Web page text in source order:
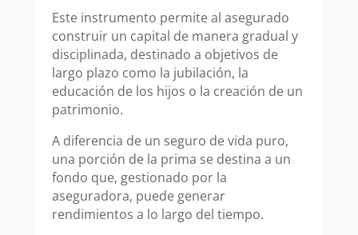
Este instrumento permite al asegurado
construir un capital de manera gradual y
disciplinada, destinado a objetivos de
largo plazo como la jubilación, la
educación de los hijos o la creación de un
patrimonio.
A diferencia de un seguro de vida puro,
una porción de la prima se destina a un
fondo que, gestionado por la
aseguradora, puede generar
rendimientos a lo largo del tiempo.